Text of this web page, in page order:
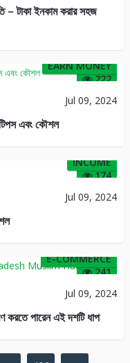
– টাকা ইনকাম করার সহজ
222
EARN MONEY
Jul 09, 2024
টিপস এবং কৌশল
174
INCOME
Jul 09, 2024
241
E-COMMERCE
Jul 09, 2024
পারেন এই দশটি ধাপ